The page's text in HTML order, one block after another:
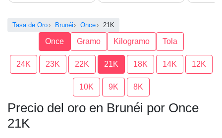
Tasa de Oro Brunéi Once 21K
Once Gramo Kilogramo Tola
24K 23K 22K 21K 18K 14K 12K
10K 9K 8K
Precio del oro en Brunéi por Once
21K